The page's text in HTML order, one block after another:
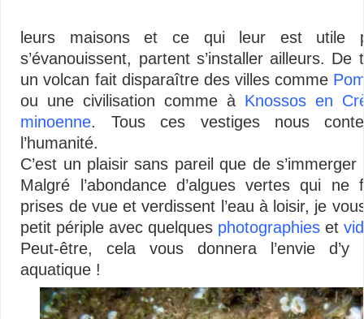
leurs maisons et ce qui leur est utile
s’évanouissent, partent s’installer ailleurs.
un volcan fait disparaître des villes comme
ou une civilisation comme à Knossos en
minoenne. Tous ces vestiges nous
l’humanité.
C’est un plaisir sans pareil que de
Malgré l’abondance d’algues vertes qui ne
prises de vue et verdissent l’eau à loisir, je
petit périple avec quelques photographies et
Peut-être, cela vous donnera l’envie
aquatique !